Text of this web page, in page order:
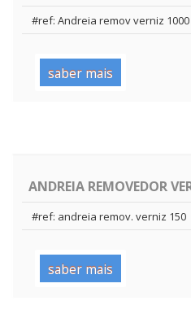
#ref: Andreia remov verniz 1000
saber mais
ANDREIA REMOVEDOR
#ref: andreia remov. verniz 150
saber mais